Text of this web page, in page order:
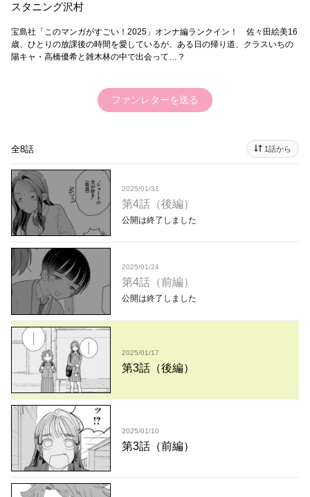
スタニング沢村
宝島社「このマンガがすごい！2025」オンナ編ランクイン！ 佐々田絵美16
歳、ひとりの放課後の時間を愛しているが、ある日の帰り道、クラスいちの
陽キャ・高橋優希と雑木林の中で出会って…？
ファンレターを送る
全8話 1話から
2025/01/31
第4話（後編）
公開は終了しました
2025/01/24
第4話（前編）
公開は終了しました
2025/01/17
第3話（後編）
2025/01/10
第3話（前編）